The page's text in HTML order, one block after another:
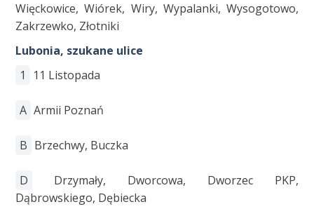
Więckowice, Wiórek, Wiry, Wypalanki, Wysogotowo,
Zakrzewko, Złotniki
Lubonia, szukane ulice
1
11 Listopada
A Armii Poznań
B Brzechwy, Buczka
D
Drzymały, Dworcowa, Dworzec PKP,
Dąbrowskiego, Dębiecka